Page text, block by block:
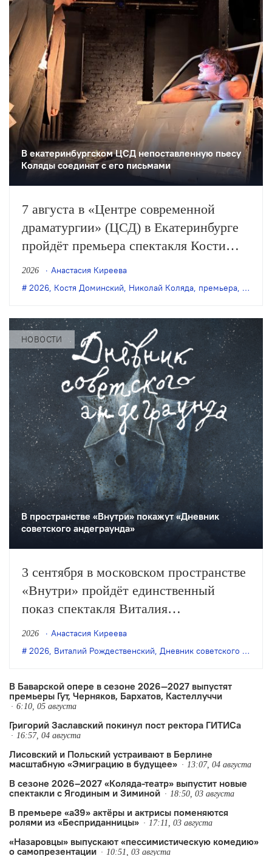
В екатеринбургском ЦСД непоставленную пьесу
Коляды соединят с его письмами
7 августа в «Центре современной
драматургии» (ЦСД) в Екатеринбурге
пройдёт премьера спектакля Кости
Доминского «Симонов и Кузнецов» по
одноимённой пьесе Николая Коляды.
2026
Анастасия Киреева
2026 Костя Доминский Николай Коляда премьера
НОВОСТИ
В пространстве «Внутри» покажут «Дневник
советского андеграунда»
3 сентября в московском пространстве
«Внутри» пройдёт единственный
показ спектакля Виталия
Рождественского «Дневник советского
андеграунда» по книге Олега Цодикова
2026
Анастасия Киреева
2026 Виталий Рождественский Дневник советского андерграунда
В Баварской опере в сезоне 2026—2027 выпустят
премьеры Гут, Черняков, Бархатов, Кастеллуччи
6:10, 05 августа
Григорий Заславский покинул пост ректора ГИТИСа
16:57, 04 августа
Лисовский и Польский устраивают в Берлине
масштабную «Эмиграцию в будущее»
13:07, 04 августа
В сезоне 2026–2027 «Коляда-театр» выпустит новые
спектакли с Ягодиным и Зиминой
18:50, 03 августа
В премьере «а39» актёры и актрисы поменяются
ролями из «Бесприданницы»
17:11, 03 августа
«Назаровцы» выпускают «пессимистическую комедию»
о самопрезентации
10:51, 03 августа